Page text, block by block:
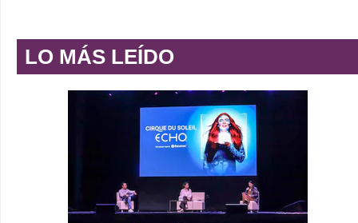
LO MÁS LEÍDO